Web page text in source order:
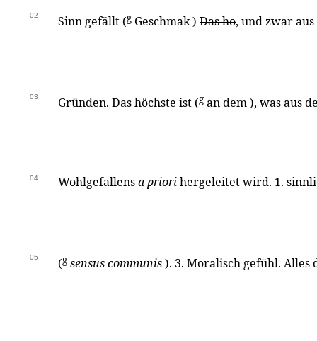
02 Sinn gefällt (g Geschmak ) Das ho, und zwar
03 Gründen. Das höchste ist (g an dem ), was aus
04 Wohlgefallensa priorihergeleitet wird. 1.
05 (g sensus communis). 3. Moralisch gefühl.